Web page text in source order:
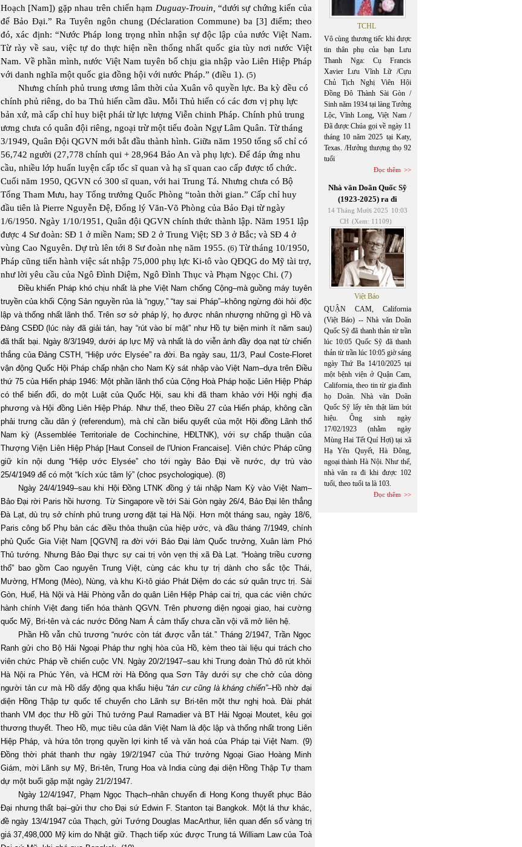
Hoạch [Nam]) gặp nhau trên chiến hạm Duguay-Trouin, “dưới sự chứng kiến của
đế Bảo Đại.” Ra Tuyên ngôn chung (Déclaration Commune) ba [3] điểm; theo
đó, xác định: “Nước Pháp long trọng nhìn nhận sự độc lập của nước Việt Nam.
Từ rày về sau, việc tự do thực hiện nền thống nhất quốc gia tùy nơi nước Việt
Nam. Về phần mình, nước ViệtNam tuyên bố chịu gia nhập vào Liên Hiệp Pháp
với danh nghĩa một quốc gia đồng hội với nước Pháp.” (điều 1). (5)
Nhưng chính phủ trung ương lâm thời của Xuân vô quyền lực. Ba kỳ đều có
chính phủ riêng, do ba Thủ hiến cầm đầu. Mỗi Thủ hiến có các đơn vị phụ lực
bản xứ, mà cấp chỉ huy biệt phái từ lực lượng Viễn chinh Pháp. Chính phủ trung
ương chưa có quân đội riêng, ngoại trừ một tiểu đoàn Ngự Lâm Quân. Từ tháng
3/1949, Quân Đội QGVN mới bắt đầu thành hình. Giữa năm 1950 tổng số chỉ có
56,742 người (27,778 chính qui + 28,964 Bảo An và phụ lực). Để đáp ứng nhu
cầu, nhiều lớp huấn luyện cấp tốc sĩ quan và hạ sĩ quan cao cấp được tổ chức.
Cuối năm 1950, QGVN có 300 sĩ quan, với hai Trung Tá. Nhưng chưa có Bộ
Tổng Tham Mưu, hay Tổng trưởng Quốc Phòng “toàn thời gian.” Cấp chỉ huy
đầu tiên là Pierre Nguyễn Đệ, Đổng lý Văn-Võ Phòng của Bảo Đại từ ngày
1/6/1950. Ngày 1/10/1951, Quân đội QGVN chính thức thành lập. Năm 1951 lập
được 4 Sư đoàn: SĐ 1 ở miền Nam; SĐ 2 ở Trung Việt; SĐ 3 ở Bắc; và SĐ 4 ở
vùng Cao Nguyên. Dự trù lên tới 8 Sư đoàn nhẹ năm 1955. (6) Từ tháng 10/1950,
Pháp cũng tiến hành việc sát nhập 75,000 phụ lực Ki-tô vào QĐQG do Mỹ tài trợ,
như lời yêu cầu của Ngô Đình Diệm, Ngô Đình Thục và Phạm Ngọc Chi. (7)
Điều khiến Pháp khó chịu nhất là phe Việt Nam chống Cộng–mà guồng máy tuyên
truyền của khối Cộng Sản nguyền rủa là “ngụy,” “tay sai Pháp”–không ngừng đòi hỏi độc
lập và thống nhất lãnh thổ. Trên sơ sở pháp lý, họ được nhân nhượng những gì Hồ và
Đảng CSĐD (lúc này đã giải tán, hay “rút vào bí mật” như Hồ tự biện minh ít năm sau)
đã thất bại. Ngày 8/3/1949, dưới áp lực Mỹ và nhất là do viễn ảnh đầy dọa nạt từ chiến
thắng của Đảng CSTH, “Hiệp ước Elysée” ra đời. Ba ngày sau, 11/3, Paul Coste-Floret
vận động Quốc Hội Pháp chấp nhận cho Nam Kỳ sát nhập vào Việt Nam–dựa trên Điều
thứ 75 của Hiến pháp 1946: Một phần lãnh thổ của Cộng Hoà Pháp hoặc Liên Hiệp Pháp
có thể biến đổi, do một Luật của Quốc Hội, sau khi đã tham khảo với Hội nghị địa
phương và Hội đồng Liên Hiệp Pháp. Như thế, theo Điều 27 của Hiến pháp, không cần
phải trưng cầu dân ý (referendum), mà chỉ cần biểu quyết của một Hội đồng Lãnh thổ
Nam kỳ (Assemblée Territoriale de Cochinchine, HĐLTNK), với sự chấp thuận của
Thượng Viện Liên Hiệp Pháp [Haut Conseil de l'Union Francaise]. Viên chức Pháp cũng
giữ kín nội dung “Hiệp ước Elysée” cho tới ngày Bảo Đại về nước, dự trù vào
25/4/1949 để có một “kích xúc tâm lý” (choc psychologique). (8)
Ngày 24/4/1949–sau khi Hội Đồng LTNK đồng ý tái nhập Nam Kỳ vào Việt Nam–
Bảo Đại rời Paris hồi hương. Từ Singaporevề tới Sài Gòn ngày 26/4, Bảo Đại lên thẳng
Đà Lạt, dù trụ sở chính phủ trung ương đặt tại Hà Nội. Hơn một tháng sau, ngày 18/6,
Paris công bố Phụ bản các điều thỏa thuận của hiệp ước, và đầu tháng 7/1949, chính
phủ Quốc Gia Việt Nam [QGVN] ra đời với Bảo Đại làm Quốc trưởng, Xuân làm Phó
Thủ tướng. Nhưng Bảo Đại thực sự cai trị vỏn vẹn thị xã Đà Lạt. “Hoàng triều cương
thổ” bao gồm Cao nguyên Trung Việt, cùng các khu tự trị dành cho sắc tộc Thái,
Mường, H’Mong (Mèo), Nùng, và khu Ki-tô giáo Phát Diệm do các sứ quân trực trị. Sài
Gòn, Huế, Hà Nội và Hải Phòng vẫn do quân Liên Hiệp Pháp cai trị, qua các viên chức
hành chính Việt đang tiến hóa thành QGVN. Trên phương diện ngoại giao, hai cường
quốc Mỹ, Bri-tên và các nước Đông Nam Á cảm thấy chưa cần vội vã mở liên hệ.
Phần Hồ vẫn chủ trương “nước còn tát được vẫn tát.” Tháng 2/1947, Trần Ngọc
Ranh gửi cho Bộ Hải Ngoại Pháp thư nghị hòa của Hồ, kèm theo tài liệu qui trách cho
viên chức Pháp về chiến cuộc VN. Ngày 20/2/1947–sau khi Trung đoàn Thủ đô rút khỏi
Hà Nội ra Phúc Yên, và HCM rời Hà Đông qua Sơn Tây dưới sự che chở của dòng
người tản cư mà Hồ dấy động qua khẩu hiệu “tản cư cũng là kháng chiến”–Hồ nhờ đại
diện Hồng Thập tự quốc tế chuyển cho Lãnh sự Bri-tên một thư nghị hoà. Đài phát
thanh VM đọc thư Hồ gửi Thủ tướng Paul Ramadier và BT Hải Ngoại Moutet, kêu gọi
thương thuyết. Theo Hồ, mục tiêu của dân Việt Nam là độc lập và thống nhất trong Liên
Hiệp Pháp, và hứa tôn trọng quyền lợi kinh tế và văn hoá của Pháp tại Việt Nam. (9)
Đồng thời phát thanh thư ngày 19/2/1947 của Thứ trưởng Ngoại Giao Hoàng Minh
Giám, mời Lãnh sự Mỹ, Bri-tên, Trung Hoa và India cùng đại diện Hồng Thập Tự tham
dự một buổi gặp mặt ngày 21/2/1947.
Ngày 12/4/1947, Phạm Ngọc Thạch–nhân chuyến đi Hong Kong thuyết phục Bảo
Đại nhưng thất bại–gửi thư cho Đại sứ Edwin F. Stanton tại Bangkok. Một lá thư khác,
đề ngày 13/4/1947 của Thạch, gửi Tướng Douglas MacArthur, liên quan đến số vàng trị
giá 37,498,000 Mỹ kim do Nhật giữ. Thạch tiếp xúc được Trung tá William Law của Toà
TCHL
Vô cùng thương tiếc khi được
tin thân phụ của bạn Lưu
Thanh Nga: Cụ Francis
Xavier Lưu Vĩnh Lữ /Cựu
Chủ Tịch Nghị Viên Hội
Đồng Đô Thành Sài Gòn /
Sinh năm 1934 tại làng Tưởng
Lộc, Vĩnh Long, Việt Nam /
Đã được Chúa gọi về ngày 11
tháng 10 năm 2025 tại Katy,
Texas. /Hưởng thượng thọ 92
tuổi
Đọc thêm
Nhà văn Doãn Quốc Sỹ
(1923-2025) ra đi
14 Tháng Mười 2025 10:03
CH (Xem: 11109)
Việt Báo
QUẬN CAM, California
(Việt Báo) -- Nhà văn Doãn
Quốc Sỹ đã thanh thản từ trần
lúc 10:05 Quốc Sỹ đã thanh
thản từ trần lúc 10:05 giờ sáng
ngày Thứ Ba 14/10/2025 tại
một bệnh viện ở Quận Cam,
California, theo tin từ gia đình
họ Doãn. Nhà văn Doãn
Quốc Sỹ lấy tên thật làm bút
hiệu. Ông sinh ngày
17/02/1923 (nhằm ngày
Mùng Hai Tết Quí Hợi) tại xã
Hạ Yên Quyết, Hà Đông,
ngoại thành Hà Nội. Như thế,
nhà văn ra đi khi được 102
tuổi, theo tuổi ta là 103.
Đọc thêm